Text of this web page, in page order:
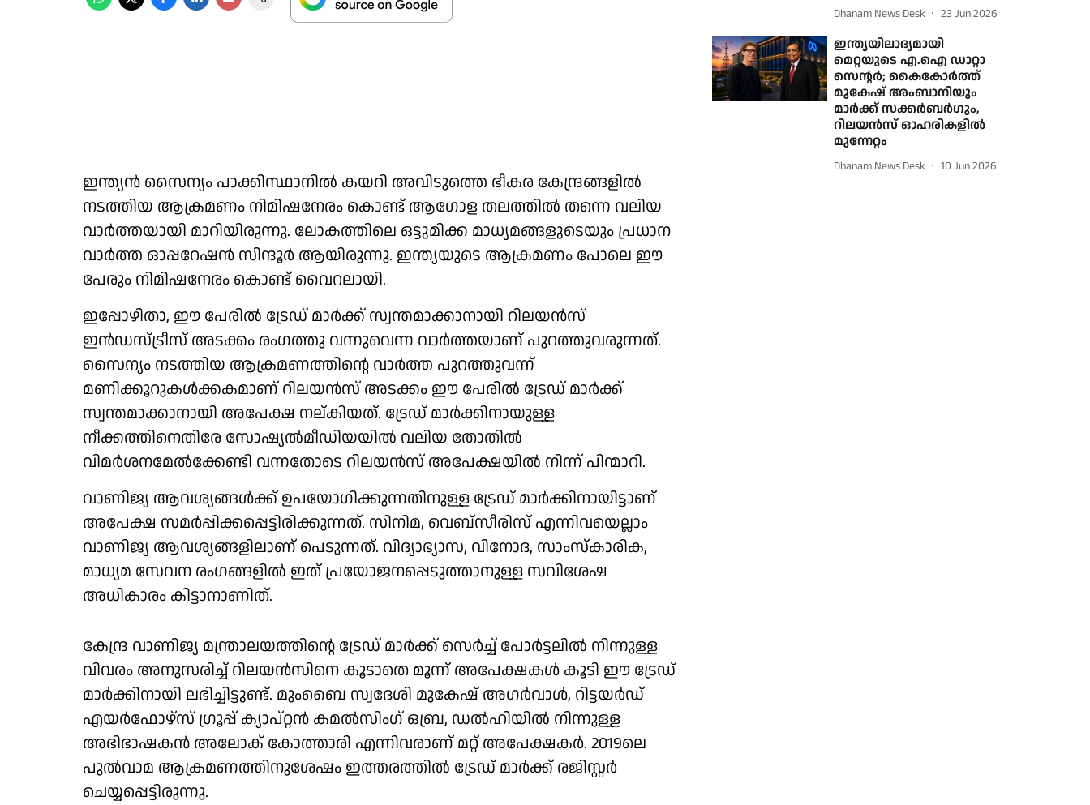
ഇന്ത്യന്‍ സൈന്യം പാക്കിസ്ഥാനില്‍ കയറി അവിടുത്തെ ഭീകര കേന്ദ്രങ്ങളില്‍
നടത്തിയ ആക്രമണം നിമിഷനേരം കൊണ്ട് ആഗോള തലത്തില്‍ തന്നെ വലിയ
വാര്‍ത്തയായി മാറിയിരുന്നു. ലോകത്തിലെ ഒട്ടുമിക്ക മാധ്യമങ്ങളുടെയും പ്രധാന
വാര്‍ത്ത ഓപ്പറേഷന്‍ സിന്ദൂര്‍ ആയിരുന്നു. ഇന്ത്യയുടെ ആക്രമണം പോലെ ഈ
പേരും നിമിഷനേരം കൊണ്ട് വൈറലായി.
ഇപ്പോഴിതാ, ഈ പേരില്‍ ട്രേഡ് മാര്‍ക്ക് സ്വന്തമാക്കാനായി റിലയന്‍സ്
ഇന്‍ഡസ്ട്രീസ് അടക്കം രംഗത്തു വന്നുവെന്ന വാര്‍ത്തയാണ് പുറത്തുവരുന്നത്.
സൈന്യം നടത്തിയ ആക്രമണത്തിന്റെ വാര്‍ത്ത പുറത്തുവന്ന്
മണിക്കൂറുകള്‍ക്കകമാണ് റിലയന്‍സ് അടക്കം ഈ പേരില്‍ ട്രേഡ് മാര്‍ക്ക്
സ്വന്തമാക്കാനായി അപേക്ഷ നല്കിയത്. ട്രേഡ് മാര്‍ക്കിനായുള്ള
നീക്കത്തിനെതിരേ സോഷ്യല്‍മീഡിയയില്‍ വലിയ തോതില്‍
വിമര്‍ശനമേല്‍ക്കേണ്ടി വന്നതോടെ റിലയന്‍സ് അപേക്ഷയില്‍ നിന്ന് പിന്മാറി.
വാണിജ്യ ആവശ്യങ്ങള്‍ക്ക് ഉപയോഗിക്കുന്നതിനുള്ള ട്രേഡ് മാര്‍ക്കിനായിട്ടാണ്
അപേക്ഷ സമര്‍പ്പിക്കപ്പെട്ടിരിക്കുന്നത്. സിനിമ, വെബ്‌സീരിസ് എന്നിവയെല്ലാം
വാണിജ്യ ആവശ്യങ്ങളിലാണ് പെടുന്നത്. വിദ്യാഭ്യാസ, വിനോദ, സാംസ്‌കാരിക,
മാധ്യമ സേവന രംഗങ്ങളില്‍ ഇത് പ്രയോജനപ്പെടുത്താനുള്ള സവിശേഷ
അധികാരം കിട്ടാനാണിത്.
കേന്ദ്ര വാണിജ്യ മന്ത്രാലയത്തിന്റെ ട്രേഡ് മാര്‍ക്ക് സെര്‍ച്ച് പോര്‍ട്ടലില്‍ നിന്നുള്ള
വിവരം അനുസരിച്ച് റിലയന്‍സിനെ കൂടാതെ മൂന്ന് അപേക്ഷകള്‍ കൂടി ഈ ട്രേഡ്
മാര്‍ക്കിനായി ലഭിച്ചിട്ടുണ്ട്. മുംബൈ സ്വദേശി മുകേഷ് അഗര്‍വാള്‍, റിട്ടയര്‍ഡ്
എയര്‍ഫോഴ്‌സ് ഗ്രൂപ്പ് ക്യാപ്റ്റന്‍ കമല്‍സിംഗ് ഒബ്ര, ഡല്‍ഹിയില്‍ നിന്നുള്ള
അഭിഭാഷകന്‍ അലോക് കോത്താരി എന്നിവരാണ് മറ്റ് അപേക്ഷകര്‍. 2019ലെ
പുല്‍വാമ ആക്രമണത്തിനുശേഷം ഇത്തരത്തില്‍ ട്രേഡ് മാര്‍ക്ക് രജിസ്റ്റര്‍
ചെയ്യപ്പെട്ടിരുന്നു.
Dhanam News Desk 23 Jun 2026
ഇന്ത്യയിലാദ്യമായി
മെറ്റയുടെ എ.ഐ ഡാറ്റാ
സെന്റര്‍; കൈകോര്‍ത്ത്
മുകേഷ് അംബാനിയും
മാര്‍ക്ക് സക്കര്‍ബര്‍ഗും,
റിലയന്‍സ് ഓഹരികളില്‍
മുന്നേറ്റം
Dhanam News Desk 10 Jun 2026